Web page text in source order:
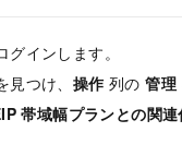
グインします。
つけ、 操作 列の管理
帯域幅プランとの関